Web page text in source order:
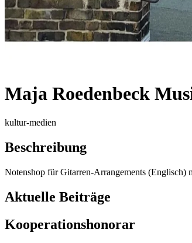
Maja Roedenbeck
kultur-medien
Beschreibung
Notenshop für Gitarren-Arrangements (Englisch)
Aktuelle Beiträge
Kooperationshonorar